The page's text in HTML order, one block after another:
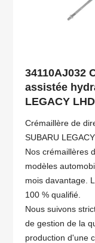
34110AJ032
assistée
LEGACY LHD
Crémaillère de
SUBARU
Nos crémaillères
modèles
mois davantage.
100 % qualifié.
Nous suivons
de gestion de la
production d'une